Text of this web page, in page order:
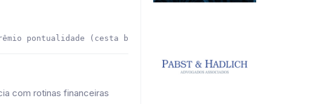
com rotinas financeiras